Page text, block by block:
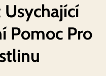
Usychající
Pomoc Pro